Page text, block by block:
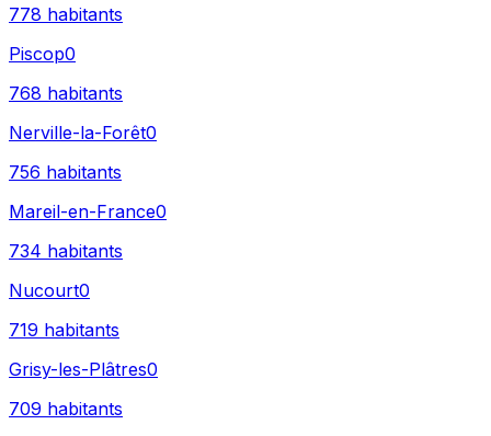
778 habitants
Piscop0
768 habitants
Nerville-la-Forêt0
756 habitants
Mareil-en-France0
734 habitants
Nucourt0
719 habitants
Grisy-les-Plâtres0
709 habitants